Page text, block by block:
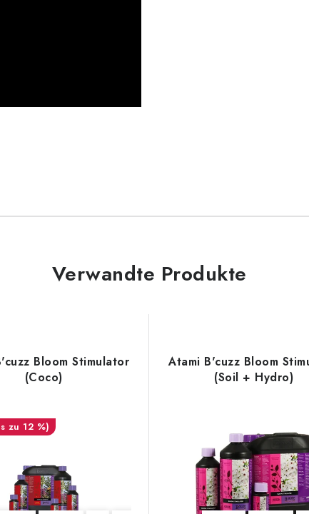
Verwandte Produkte
Bloom Stimulator
(Coco)
zu 12 %)
Atami B'cuzz Bloom
(Soil + Hydro)